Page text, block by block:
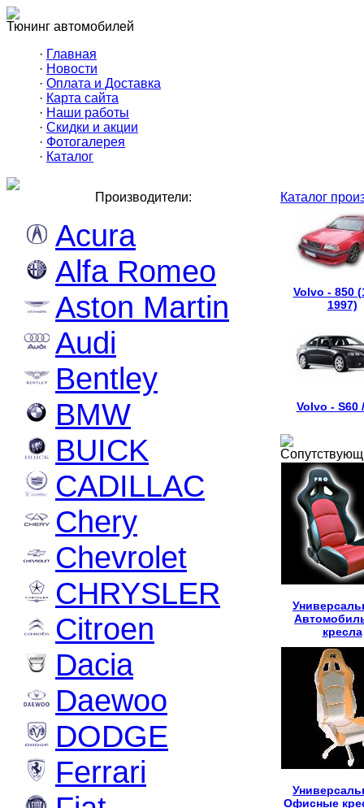
Тюнинг автомобилей
· Главная
· Новости
· Оплата и Доставка
· Карта сайта
· Наши работы
· Скидки и акции
· Фотогалерея
· Каталог
Производители:
Acura
Alfa Romeo
Aston Martin
Audi
Bentley
BMW
BUICK
CADILLAC
Chery
Chevrolet
CHRYSLER
Citroen
Dacia
Daewoo
DODGE
Ferrari
Каталог
Volvo - 850
1997)
Volvo - S60
кресла
Офисные